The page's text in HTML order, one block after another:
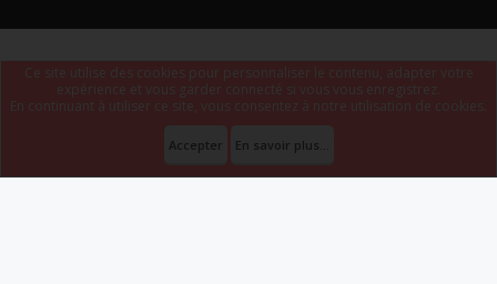
Some XenForo functionality crafted by
Ce site utilise des cookies pour personnaliser le contenu, adapter votre
expérience et vous garder connecté si vous vous enregistrez.
En continuant à utiliser ce site, vous consentez à notre utilisation de cookies.
Accepter En savoir plus...